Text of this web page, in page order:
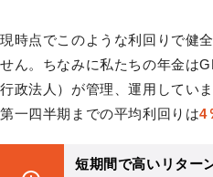
現時点でこのような利回りで健
せん。ちなみに私たちの年金は
行政法人）が管理、運用してい
第一四半期までの平均利回りは4
短期間で高いリター